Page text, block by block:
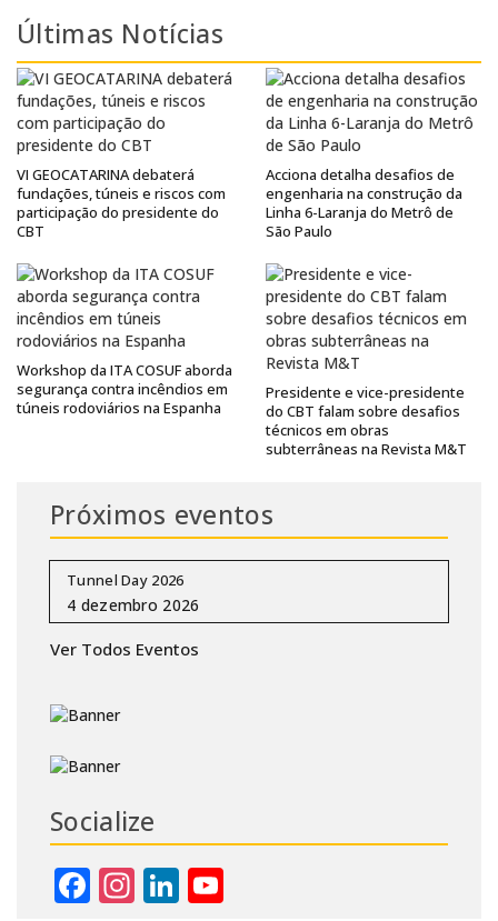
Últimas Notícias
VI GEOCATARINA debaterá
fundações, túneis e riscos com
participação do presidente do
CBT
Acciona detalha desafios de
engenharia na construção da
Linha 6-Laranja do Metrô de
São Paulo
Workshop da ITA COSUF aborda
segurança contra incêndios em
túneis rodoviários na Espanha
Presidente e vice-presidente
do CBT falam sobre desafios
técnicos em obras
subterrâneas na Revista M&T
Próximos eventos
Tunnel Day 2026
Ver Todos Eventos
Socialize
Facebook
Instagram
LinkedIn